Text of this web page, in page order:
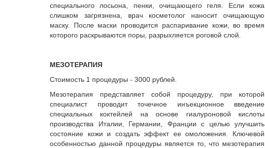
специального лосьона, пенки, очищающего геля. Если кожа
слишком загрязнена, врач косметолог наносит очищающую
маску. После маски проводится распаривание кожи, во время
которого раскрываются поры, разрыхляется роговой слой.
МЕЗОТЕРАПИЯ
Стоимость 1 процедуры - 3000 рублей.
Мезотерапия представляет собой процедуру, при которой
специалист проводит точечное инъекционное введение
специальных коктейлей на основе гиалуроновой кислоты
производства Италии, Германии, Франции с целью улучшить
состояние кожи и создать эффект ее омоложения. Ключевой
особенностью данной процедуры является то, что мезотерапия